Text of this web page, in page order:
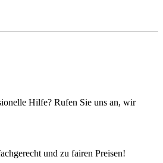
Hilfe? Rufen Sie uns an, wir
und zu fairen Preisen!